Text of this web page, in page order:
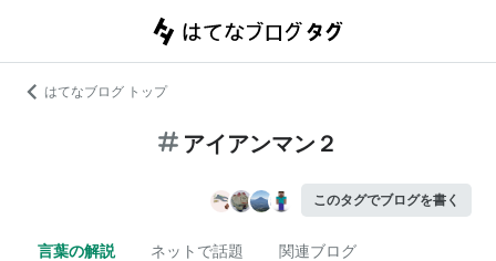
はてなブログ トップ
アイアンマン２
このタグでブログを書く
言葉の解説 ネットで話題 関連ブログ